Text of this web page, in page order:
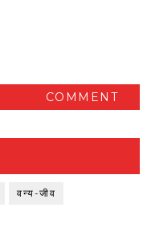
COMMENT
वन्य-जीव